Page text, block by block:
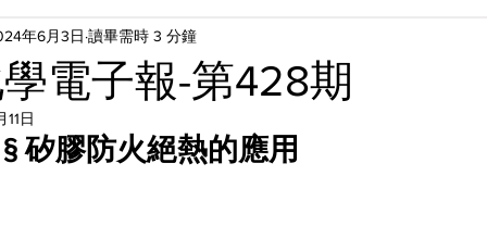
電子報-第428期
年6月3日 讀畢需時 3 分鐘
日
矽膠防火絕熱的應用